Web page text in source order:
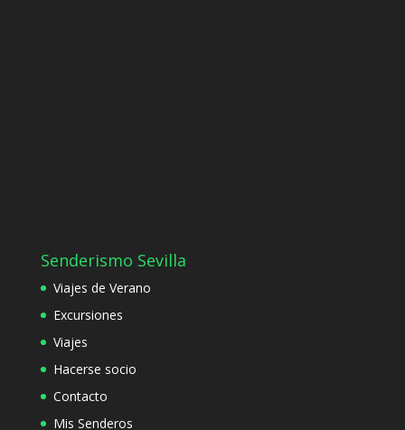
Senderismo Sevilla
Viajes de Verano
Excursiones
Viajes
Hacerse socio
Contacto
Mis Senderos